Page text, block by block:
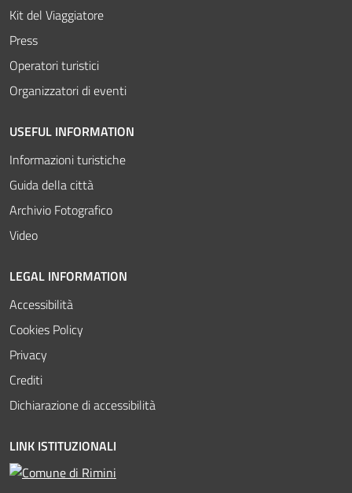
Kit del Viaggiatore
Press
Operatori turistici
Organizzatori di eventi
USEFUL INFORMATION
Informazioni turistiche
Guida della città
Archivio Fotografico
Video
LEGAL INFORMATION
Accessibilità
Cookies Policy
Privacy
Crediti
Dichiarazione di accessibilità
LINK ISTITUZIONALI